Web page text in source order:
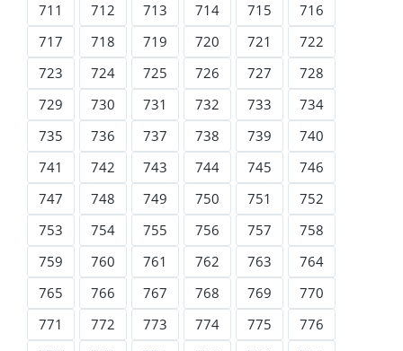
711
712 713 714 715
716
717
718 719 720 721
722
723
724 725 726 727
728
729
730 731 732 733
734
735
736 737 738 739
740
741
742 743 744 745
746
747
748 749 750 751
752
753
754 755 756 757
758
759
760 761 762 763
764
765
766 767 768 769
770
771
772 773 774 775
776